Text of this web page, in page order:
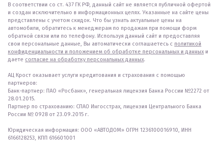
В соответствии со ст. 437 ГК РФ, данный сайт не является публичной офертой
и создан исключительно в информационных целях. Указанные на сайте цены
представлены с учетом скидок. Что бы узнать актуальные цены на
автомобили, обратитесь к менеджерам по продажам при помощи форм
обратной связи или по телефону. Используя данный сайт и предоставляя
свои персональные данные, Вы автоматически соглашаетесь с политикой
конфиденциальности и положением об обработке персональных и данных и
даете согласие на обработку персональных данных.
АЦ Крост оказывает услуги кредитования и страхования с помощью
партнеров:
Банк-партнер: ПАО «Росбанк», генеральная лицензия Банка России №2272 от
28.01.2015.
Партнер по страхованию: СПАО Ингосстрах, лицензия Центрального Банка
России № 0928 от 23.09.2015 г.
Юридическая информация: ООО «АВТОДОМ» ОГРН 1236100016910, ИНН
6166128253, КПП 616601001